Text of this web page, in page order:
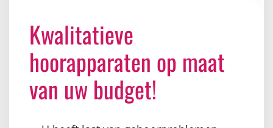
Kwalitatieve
hoorapparaten op maat
van uw budget!